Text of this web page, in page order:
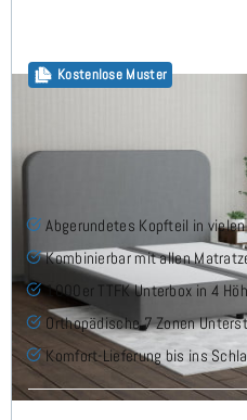
Kostenlose Muster
Megy Boxspringbett
Abgerundetes Kopfteil in vielen
Kombinierbar mit allen
1000er TTFK Unterbox in 4
Orthopädische 7 Zonen
Komfort-Lieferung bis ins